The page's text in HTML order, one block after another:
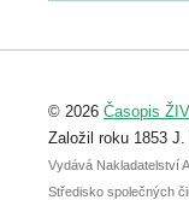
Registrovat se
abstraktu
posteru je už 30.
© 2026 Časopis
Založil roku 1853 J.
Vydává Nakladatelství
Středisko společných